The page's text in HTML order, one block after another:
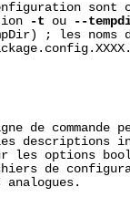
sont
-t ou
--
; les noms
de commande
descriptions
les options
de